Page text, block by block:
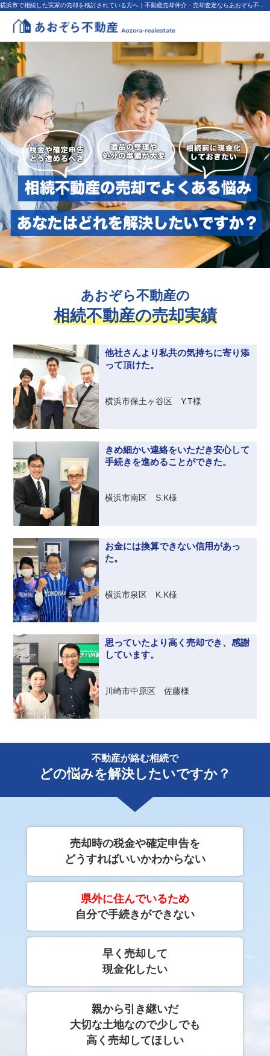
あおぞら不動産の
相続不動産の売却実績
他社さんより私共の気持ちに寄り添
って頂けた。
横浜市保土ヶ谷区 Y.T様
きめ細かい連絡をいただき安心して
手続きを進めることができた。
横浜市南区 S.K様
お金には換算できない信用があっ
た。
横浜市泉区 K.K様
思っていたより高く売却でき、感謝
しています。
川崎市中原区 佐藤様
不動産が絡む相続で
どの悩みを解決したいですか？
売却時の税金や確定申告を
どうすればいいかわからない
県外に住んでいるため
自分で手続きができない
早く売却して
現金化したい
親から引き継いだ
大切な土地なので少しでも
高く売却してほしい